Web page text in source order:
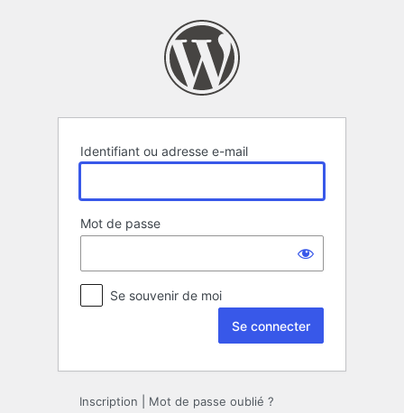
Identifiant ou adresse e-mail
Mot de passe
Se souvenir de moi
Inscription Mot de passe oublié ?